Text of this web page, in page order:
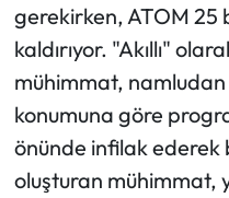
gerekirken, ATOM 25
kaldırıyor. "Akıllı"
mühimmat, namludan
konumuna göre
önünde infilak ederek
oluşturan mühimmat,